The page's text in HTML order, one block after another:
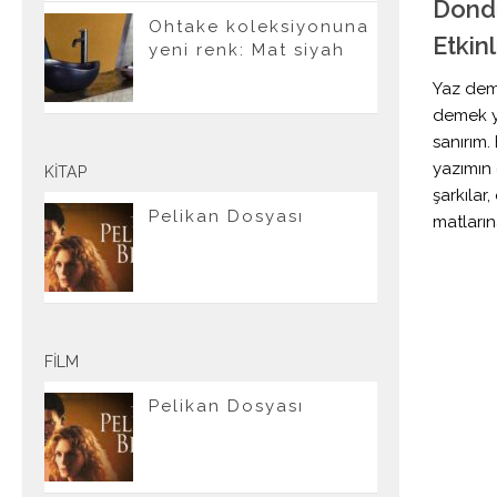
Yaz
demek
Ohtake koleksiyonuna
yeni renk: Mat siyah
KITAP
Pelikan Dosyası
FILM
Pelikan Dosyası